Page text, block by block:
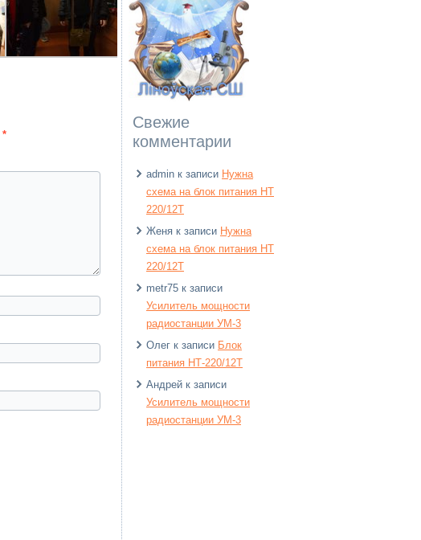
*
Свежие
комментарии
admin к записи Нужна
схема на блок питания HT
220/12T
Женя к записи Нужна
схема на блок питания HT
220/12T
metr75 к записи
Усилитель мощности
радиостанции УМ-3
Олег к записи Блок
питания НТ-220/12Т
Андрей к записи
Усилитель мощности
радиостанции УМ-3